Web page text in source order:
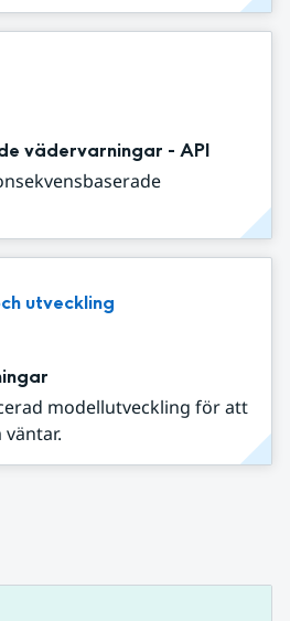
vädervarningar - API
utveckling
modellutveckling för att